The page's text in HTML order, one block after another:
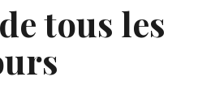
tous les